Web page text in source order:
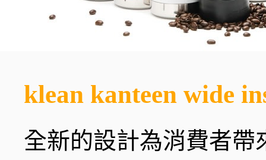
klean kanteen wide
全新的設計為消費者帶